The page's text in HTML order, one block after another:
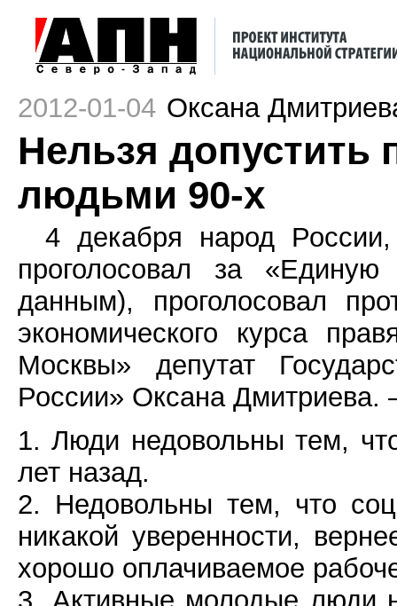
2012-01-04 Оксана
Нельзя допустить
людьми 90-х
4 декабря народ
проголосовал за
данным), проголосовал
экономического курса
Москвы» депутат
России» Оксана Дмитриева.
1. Люди недовольны тем,
лет назад.
2. Недовольны тем, что
никакой уверенности,
хорошо оплачиваемое